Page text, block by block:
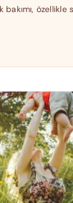
özellikle